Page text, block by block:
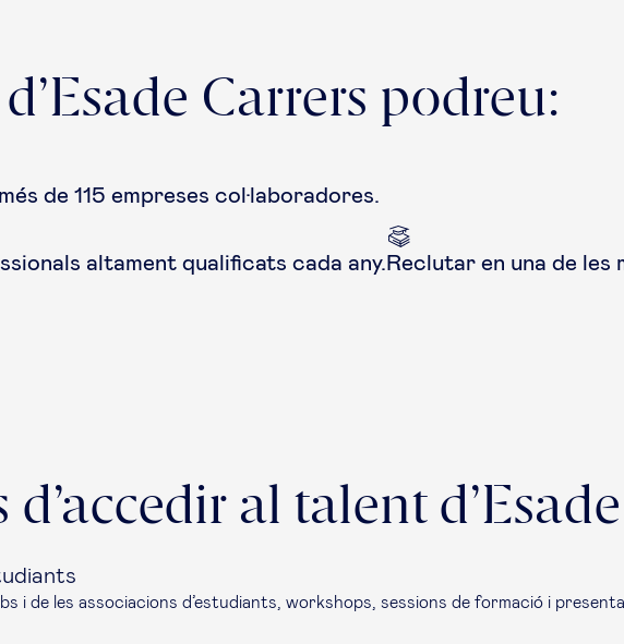
Carrers podreu:
de 115 empreses col·laboradores.
altament qualificats cada any.Reclutar en una de les
d’accedir al talent d’Esade
i de les associacions d’estudiants, workshops , sessions de formació i